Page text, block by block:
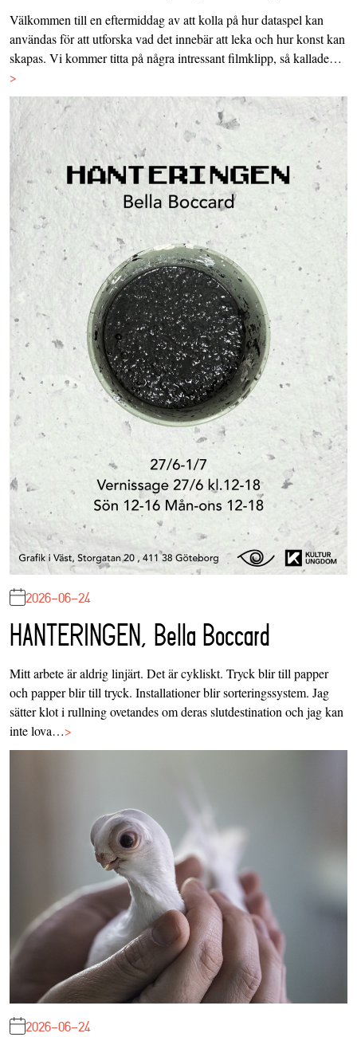
Välkommen till en eftermiddag av att kolla på hur dataspel kan
användas för att utforska vad det innebär att leka och hur konst kan
skapas. Vi kommer titta på några intressant filmklipp, så kallade…
>
2026-06-24
HANTERINGEN, Bella Boccard
Mitt arbete är aldrig linjärt. Det är cykliskt. Tryck blir till papper
och papper blir till tryck. Installationer blir sorteringssystem. Jag
sätter klot i rullning ovetandes om deras slutdestination och jag kan
inte lova…>
2026-06-24